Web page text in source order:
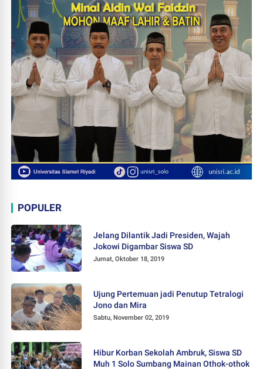
POPULER
Jelang Dilantik Jadi Presiden, Wajah
Jokowi Digambar Siswa SD
Jumat, Oktober 18, 2019
Ujung Pertemuan jadi Penutup Tetralogi
Jono dan Mira
Sabtu, November 02, 2019
Hibur Korban Sekolah Ambruk, Siswa SD
Muh 1 Solo Sumbang Mainan Othok-othok